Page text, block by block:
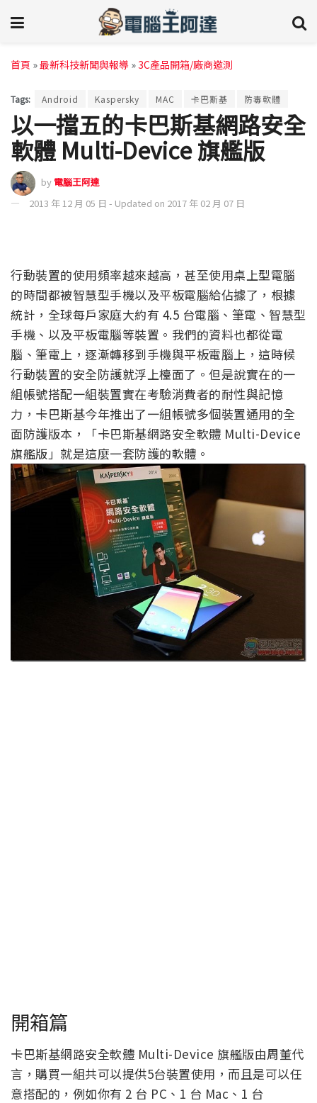
首頁 »最新科技新聞與報導 »3C產品開箱/廠商邀測
Tags: Android Kaspersky MAC 卡巴斯基 防毒軟體
以一擋五的卡巴斯基網路安全
軟體 Multi-Device 旗艦版
by 電腦王阿達
2013 年 12 月 05 日 - Updated on 2017 年 02 月 07 日
行動裝置的使用頻率越來越高，甚至使用桌上型電腦
的時間都被智慧型手機以及平板電腦給佔據了，根據
統計，全球每戶家庭大約有 4.5 台電腦、筆電、智慧型
手機、以及平板電腦等裝置。我們的資料也都從電
腦、筆電上，逐漸轉移到手機與平板電腦上，這時候
行動裝置的安全防護就浮上檯面了。但是說實在的一
組帳號搭配一組裝置實在考驗消費者的耐性與記憶
力，卡巴斯基今年推出了一組帳號多個裝置通用的全
面防護版本，「卡巴斯基網路安全軟體 Multi-Device
旗艦版」就是這麼一套防護的軟體。
開箱篇
卡巴斯基網路安全軟體 Multi-Device 旗艦版由周董代
言，購買一組共可以提供5台裝置使用，而且是可以任
意搭配的，例如你有 2 台 PC、1 台 Mac、1 台